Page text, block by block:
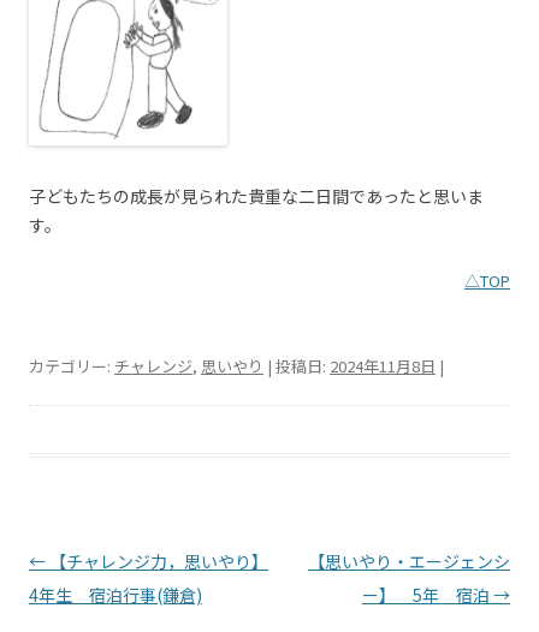
子どもたちの成長が見られた貴重な二日間であったと思いま
す。
△TOP
カテゴリー: チャレンジ, 思いやり | 投稿日: 2024年11月8日 |
投稿ナビゲーション
← 【チャレンジ力，思いやり】
4年生 宿泊行事(鎌倉)
【思いやり・エージェンシ
ー】 5年 宿泊 →